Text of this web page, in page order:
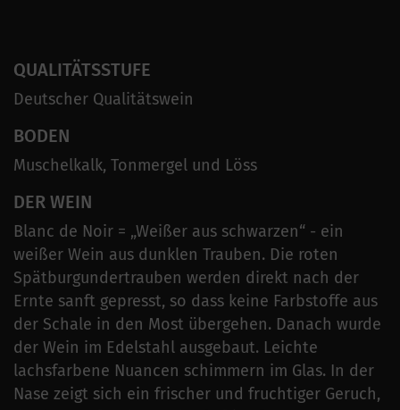
QUALITÄTSSTUFE
Deutscher Qualitätswein
BODEN
Muschelkalk, Tonmergel und Löss
DER WEIN
Blanc de Noir = „Weißer aus schwarzen“ - ein
weißer Wein aus dunklen Trauben. Die roten
Spätburgundertrauben werden direkt nach der
Ernte sanft gepresst, so dass keine Farbstoffe aus
der Schale in den Most übergehen. Danach wurde
der Wein im Edelstahl ausgebaut. Leichte
lachsfarbene Nuancen schimmern im Glas. In der
Nase zeigt sich ein frischer und fruchtiger Geruch,